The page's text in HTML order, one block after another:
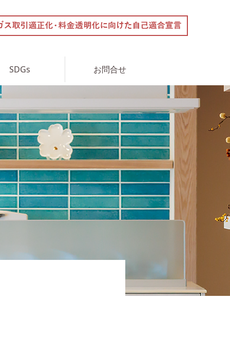
SDGs お問合せ